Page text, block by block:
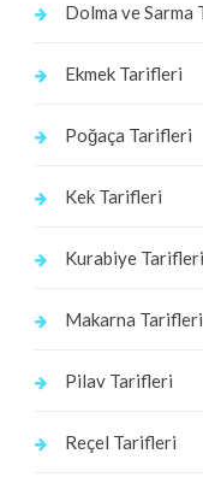
Dolma ve Sarma
Ekmek Tarifleri
Poğaça Tarifleri
Kek Tarifleri
Kurabiye Tarifleri
Makarna Tarifleri
Pilav Tarifleri
Reçel Tarifleri